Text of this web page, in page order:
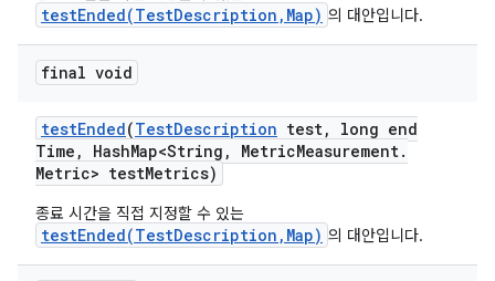
testEnded(TestDescription,Map) 의 대안입니다.
final void
testEnded(TestDescription test,
long end
Time , HashMap<String , MetricMeasurement.
Metric> testMetrics)
종료 시간을 직접 지정할 수 있는
testEnded(TestDescription,Map) 의 대안입니다.